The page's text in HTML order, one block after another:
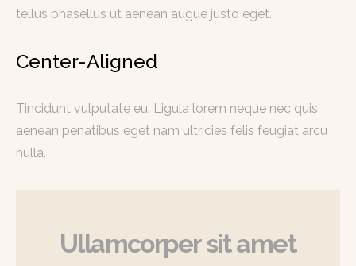
tellus phasellus ut aenean augue justo eget.
Center-Aligned
Tincidunt vulputate eu. Ligula lorem neque nec quis
aenean penatibus eget nam ultricies felis feugiat arcu
nulla.
Ullamcorper sit amet